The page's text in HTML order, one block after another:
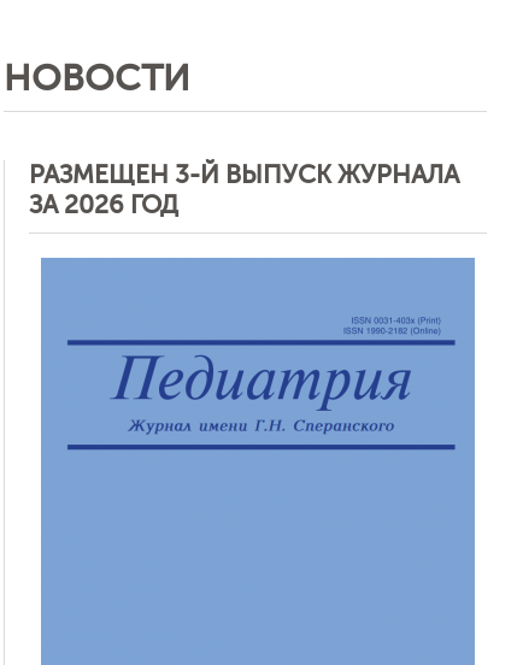
НОВОСТИ
РАЗМЕЩЕН 3-Й ВЫПУСК ЖУРНАЛА
ЗА 2026 ГОД